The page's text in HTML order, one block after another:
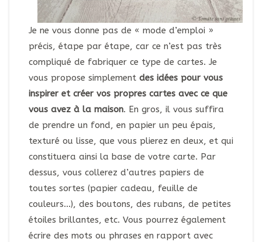
Je ne vous donne pas de « mode d’emploi »
précis, étape par étape, car ce n’est pas très
compliqué de fabriquer ce type de cartes. Je
vous propose simplement des idées pour vous
inspirer et créer vos propres cartes avec ce que
vous avez à la maison. En gros, il vous suffira
de prendre un fond, en papier un peu épais,
texturé ou lisse, que vous plierez en deux, et qui
constituera ainsi la base de votre carte. Par
dessus, vous collerez d’autres papiers de
toutes sortes (papier cadeau, feuille de
couleurs…), des boutons, des rubans, de petites
étoiles brillantes, etc. Vous pourrez également
écrire des mots ou phrases en rapport avec